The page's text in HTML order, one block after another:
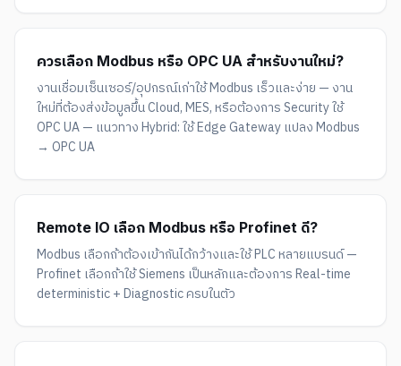
ควรเลือก Modbus หรือ OPC UA สำหรับงานใหม่?
งานเชื่อมเซ็นเซอร์/อุปกรณ์เก่าใช้ Modbus เร็วและง่าย — งาน
ใหม่ที่ต้องส่งข้อมูลขึ้น Cloud, MES, หรือต้องการ Security ใช้
OPC UA — แนวทาง Hybrid: ใช้ Edge Gateway แปลง Modbus
→ OPC UA
Remote IO เลือก Modbus หรือ Profinet ดี?
Modbus เลือกถ้าต้องเข้ากันได้กว้างและใช้ PLC หลายแบรนด์ —
Profinet เลือกถ้าใช้ Siemens เป็นหลักและต้องการ Real-time
deterministic + Diagnostic ครบในตัว